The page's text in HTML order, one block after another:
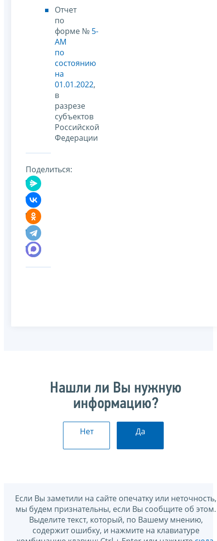
Отчет
по
форме № 5-
АМ
по
состоянию
на
01.01.2022,
в
разрезе
субъектов
Российской
Федерации
Поделиться:
Нашли ли Вы нужную
информацию?
Нет Да
Если Вы заметили на сайте опечатку или неточность,
мы будем признательны, если Вы сообщите об этом.
Выделите текст, который, по Вашему мнению,
содержит ошибку, и нажмите на клавиатуре